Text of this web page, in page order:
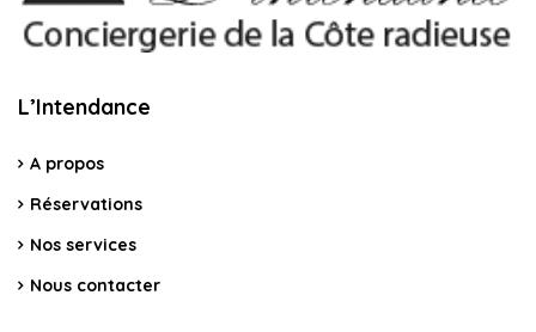
L’Intendance
A propos
Réservations
Nos services
Nous contacter